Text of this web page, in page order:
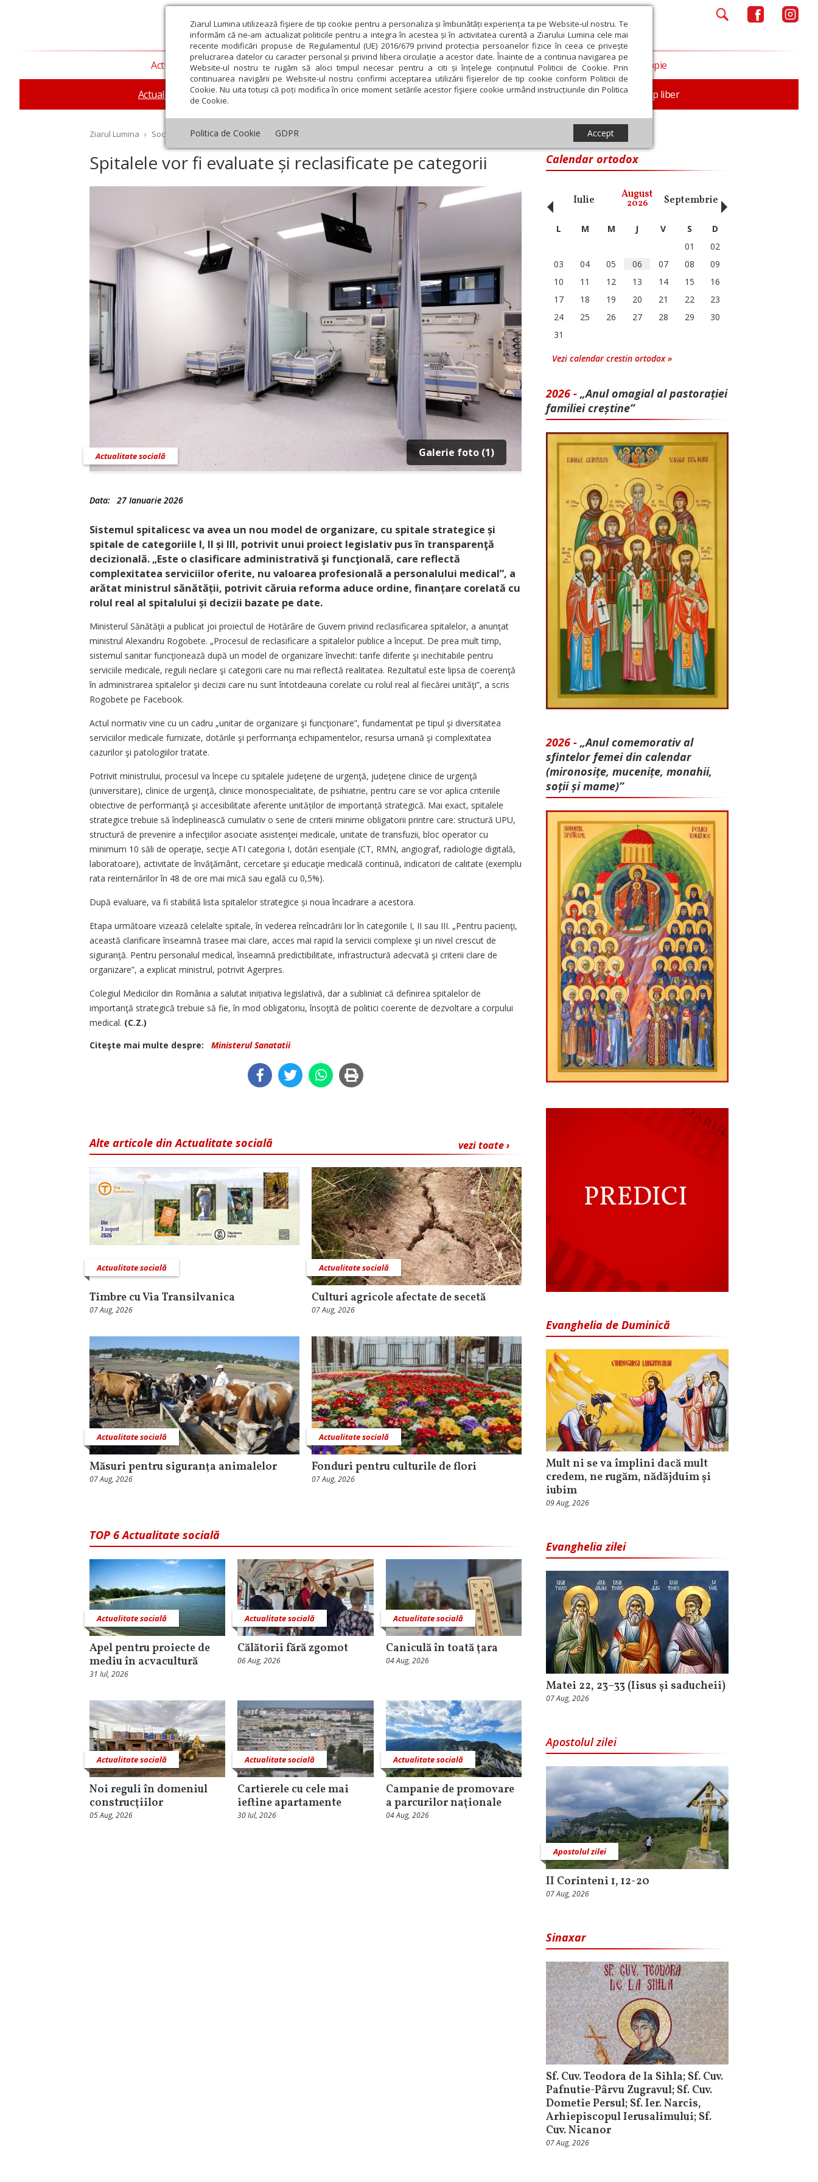
Ziarul Lumina utilizează fişiere de tip cookie pentru a personaliza și îmbunătăți experiența ta pe Website-ul nostru. Te
informăm că ne-am actualizat politicile pentru a integra în acestea și în activitatea curentă a Ziarului Lumina cele mai
recente modificări propuse de Regulamentul (UE) 2016/679 privind protecția persoanelor fizice în ceea ce privește
prelucrarea datelor cu caracter personal și privind libera circulație a acestor date. Înainte de a continua navigarea pe
Website-ul nostru te rugăm să aloci timpul necesar pentru a citi și înțelege conținutul Politicii de Cookie. Prin
continuarea navigării pe Website-ul nostru confirmi acceptarea utilizării fişierelor de tip cookie conform Politicii de
Cookie. Nu uita totuși că poți modifica în orice moment setările acestor fişiere cookie urmând instrucțiunile din Politica
de Cookie.
Politica de Cookie GDPR Accept
Actualitate religioasă Teologie și spiritualitate Educaţie și Cultură Societate
Actualitate socială Sănătate Analiză Reportaj Psihologie Religie și știință Familie Timp liber
Opinii Filantropie
Ziarul Lumina › Societate › Actualitate socială Spitalele vor fi evaluate și reclasificate pe categorii
Spitalele vor fi evaluate și reclasificate pe categorii
Galerie foto (1)
Actualitate socială
Data: 27 Ianuarie 2026
Sistemul spitalicesc va avea un nou model de organizare, cu spitale strategice și
spitale de categoriile I, II și III, potrivit unui proiect legislativ pus în transparenţă
decizională. „Este o clasificare administrativă şi funcţională, care reflectă
complexitatea serviciilor oferite, nu valoarea profesională a personalului medical”, a
arătat ministrul sănătății, potrivit căruia reforma aduce ordine, finanțare corelată cu
rolul real al spitalului și decizii bazate pe date.
Ministerul Sănătăţii a publicat joi proiectul de Hotărâre de Guvern privind reclasificarea spitalelor, a anunţat
ministrul Alexandru Rogobete. „Procesul de reclasificare a spitalelor publice a început. De prea mult timp,
sistemul sanitar funcţionează după un model de organizare învechit: tarife diferite şi inechitabile pentru
serviciile medicale, reguli neclare şi categorii care nu mai reflectă realitatea. Rezultatul este lipsa de coerenţă
în administrarea spitalelor şi decizii care nu sunt întotdeauna corelate cu rolul real al fiecărei unităţi”, a scris
Rogobete pe Facebook.
Actul normativ vine cu un cadru „unitar de organizare şi funcţionare”, fundamentat pe tipul şi diversitatea
serviciilor medicale furnizate, dotările şi performanţa echipamentelor, resursa umană şi complexitatea
cazurilor şi patologiilor tratate.
Potrivit ministrului, procesul va începe cu spitalele judeţene de urgenţă, judeţene clinice de urgenţă
(universitare), clinice de urgenţă, clinice monospecialitate, de psihiatrie, pentru care se vor aplica criteriile
obiective de performanţă şi accesibilitate aferente unităților de importanță strategică. Mai exact, spitalele
strategice trebuie să îndeplinească cu­mu­lativ o serie de criterii minime obligatorii printre care: structură UPU,
structură de prevenire a infecţiilor asociate asistenţei medicale, unitate de transfuzii, bloc operator cu
minimum 10 săli de operaţie, secţie ATI categoria I, dotări esenţiale (CT, RMN, angiograf, radiologie digitală,
laboratoare), activitate de învăţământ, cercetare şi educaţie medicală continuă, indicatori de calitate (exemplu
rata reinternărilor în 48 de ore mai mică sau egală cu 0,5%).
După evaluare, va fi stabilită lista spitalelor strategice și noua încadrare a acestora.
Etapa următoare vizează celelalte spitale, în vederea reîncadrării lor în categoriile I, II sau III. „Pentru pacienţi,
această clarificare înseamnă trasee mai clare, acces mai rapid la servicii complexe şi un nivel crescut de
siguranţă. Pentru personalul medical, înseamnă predictibilitate, infrastructură adecvată şi criterii clare de
organizare”, a explicat ministrul, potrivit Agerpres.
Colegiul Medicilor din România a salutat inițiativa legislativă, dar a subliniat că definirea spitalelor de
importanţă strategică trebuie să fie, în mod obligatoriu, însoţită de politici coerente de dezvoltare a corpului
medical. (C.Z.)
Citeşte mai multe despre:
Ministerul Sanatatii
vezi toate ›
Alte articole din Actualitate socială
Actualitate socială
Timbre cu Via Transilvanica
07 Aug, 2026
Actualitate socială
Culturi agricole afectate de secetă
07 Aug, 2026
Actualitate socială
Măsuri pentru siguranţa animalelor
07 Aug, 2026
Actualitate socială
Fonduri pentru culturile de flori
07 Aug, 2026
TOP 6 Actualitate socială
Actualitate socială
Apel pentru proiecte de
mediu în acvacultură
31 Iul, 2026
Actualitate socială
Călătorii fără zgomot
06 Aug, 2026
Actualitate socială
Caniculă în toată ţara
04 Aug, 2026
Actualitate socială
Noi reguli în domeniul
construcţiilor
05 Aug, 2026
Actualitate socială
Cartierele cu cele mai
ieftine apartamente
30 Iul, 2026
Actualitate socială
Campanie de promovare
a parcurilor naţionale
04 Aug, 2026
Calendar ortodox
Februarie Martie Aprilie Mai Iulie August
2026 Septembrie Octombrie
‹ L M M J V S
D
01
02
03
04 05 06 07 08
09
10
11 12 13 14 15
16
17
18 19 20 21 22
23
24
25 26 27 28 29
30
31
Vezi calendar crestin ortodox »
2026 - „Anul omagial al pastorației
familiei creștine”
2026 - „Anul comemorativ al
sfintelor femei din calendar
(mironosițe, mu­cenițe, monahii,
soții și mame)”
Evanghelia de Duminică
Mult ni se va împlini dacă mult
credem, ne rugăm, nădăjduim și
iubim
09 Aug, 2026
Evanghelia zilei
Matei 22, 23–33 (Iisus și saducheii)
07 Aug, 2026
Apostolul zilei
Apostolul zilei
II Corinteni 1, 12-20
07 Aug, 2026
Sinaxar
Sf. Cuv. Teodora de la Sihla; Sf. Cuv.
Pafnutie-Pârvu Zugravul; Sf. Cuv.
Dometie Persul; Sf. Ier. Narcis,
Arhiepiscopul Ierusalimului; Sf.
Cuv. Nicanor
07 Aug, 2026